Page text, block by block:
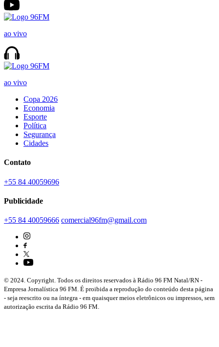
ao vivo
ao vivo
Copa 2026
Economia
Esporte
Política
Segurança
Cidades
Contato
+55 84 40059696
Publicidade
+55 84 40059666 comercial96fm@gmail.com
© 2024. Copyright. Todos os direitos reservados à Rádio 96 FM Natal/RN -
Empresa Jornalística 96 FM. É proibida a reprodução do conteúdo desta página
- seja reescrito ou na íntegra - em quaisquer meios eletrônicos ou impressos, sem
autorização escrita da Rádio 96 FM.